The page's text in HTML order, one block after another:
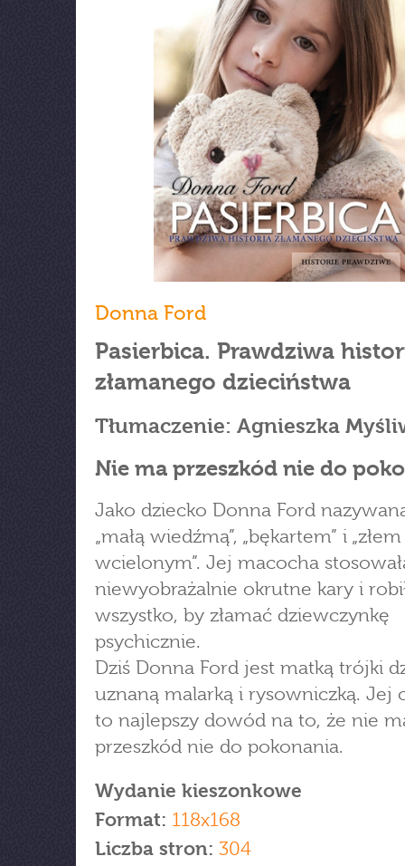
Donna Ford
Pasierbica. Prawdziwa
złamanego dzieciństwa
Tłumaczenie: Agnieszka
Nie ma przeszkód nie do
Jako dziecko Donna Ford
„małą wiedźmą”, „bękartem” i „złem
wcielonym”. Jej macocha
niewyobrażalnie okrutne kary i
wszystko, by złamać dziewczynkę
psychicznie.
Dziś Donna Ford jest matką trójki
uznaną malarką i rysowniczką. Jej
to najlepszy dowód na to, że nie
przeszkód nie do pokonania.
Wydanie kieszonkowe
Format: 118x168
Liczba stron: 304